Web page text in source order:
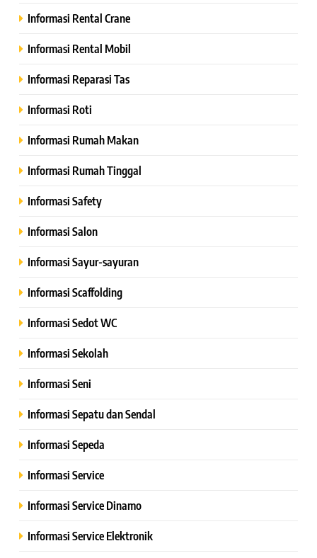
Informasi Rental Crane
Informasi Rental Mobil
Informasi Reparasi Tas
Informasi Roti
Informasi Rumah Makan
Informasi Rumah Tinggal
Informasi Safety
Informasi Salon
Informasi Sayur-sayuran
Informasi Scaffolding
Informasi Sedot WC
Informasi Sekolah
Informasi Seni
Informasi Sepatu dan Sendal
Informasi Sepeda
Informasi Service
Informasi Service Dinamo
Informasi Service Elektronik